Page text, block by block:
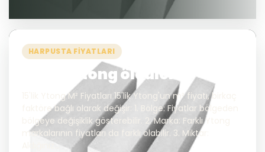
HARPUSTA FIYATLARI
10’luk ytong ölçüleri
15'lik Ytong M² Fiyatları 15'lik Ytong'un m² fiyatı, birkaç
faktöre bağlı olarak değişir: 1. Bölge: Fiyatlar bölgeden
bölgeye değişiklik gösterebilir. 2. Marka: Farklı Ytong
markalarının fiyatları da farklı olabilir. 3. Miktar:
Aldığınız...